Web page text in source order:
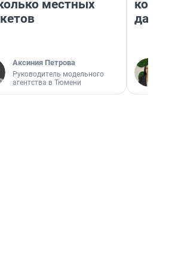
местных
Аксиния Петрова
Руководитель модельного
агентства в Тюмени
даже